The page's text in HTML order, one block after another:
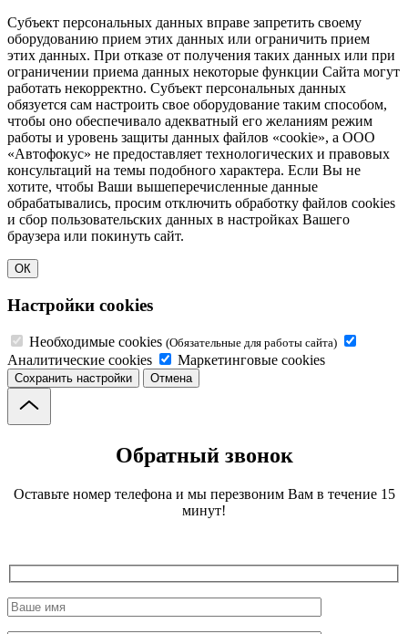
Субъект персональных данных вправе запретить своему
оборудованию прием этих данных или ограничить прием
этих данных. При отказе от получения таких данных или при
ограничении приема данных некоторые функции Сайта могут
работать некорректно. Субъект персональных данных
обязуется сам настроить свое оборудование таким способом,
чтобы оно обеспечивало адекватный его желаниям режим
работы и уровень защиты данных файлов «cookie», а ООО
«Автофокус» не предоставляет технологических и правовых
консультаций на темы подобного характера. Если Вы не
хотите, чтобы Ваши вышеперечисленные данные
обрабатывались, просим отключить обработку файлов cookies
и сбор пользовательских данных в настройках Вашего
браузера или покинуть сайт.
ОК
Настройки cookies
Необходимые cookies (Обязательные для работы сайта)
Аналитические cookies Маркетинговые cookies
Сохранить настройки Отмена
Обратный звонок
Оставьте номер телефона и мы перезвоним Вам в течение 15
минут!